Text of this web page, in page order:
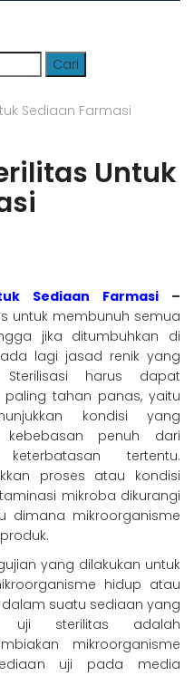
Sediaan Farmasi
Untuk
Sediaan Farmasi –
untuk membunuh semua
jika ditumbuhkan di
lagi jasad renik yang
harus dapat
tahan panas, yaitu
kondisi yang
kebebasan penuh dari
tertentu.
proses atau kondisi
mikroba dikurangi
dimana mikroorganisme
yang dilakukan untuk
hidup atau
suatu sediaan yang
uji sterilitas adalah
mikroorganisme
uji pada media